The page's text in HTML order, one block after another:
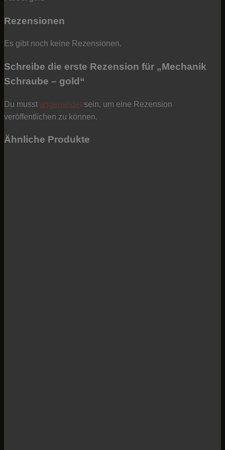
Rezensionen
Es gibt noch keine Rezensionen.
Schreibe die erste Rezension für „Mechanik
Schraube – gold“
Du musst angemeldet sein, um eine Rezension
veröffentlichen zu können.
Ähnliche Produkte